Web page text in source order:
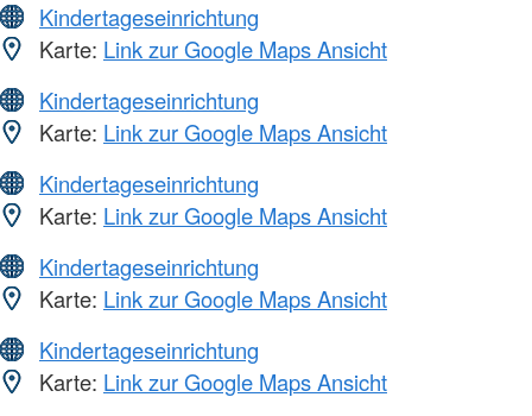
Kindertageseinrichtung
Karte: Link zur Google Maps Ansicht
Kindertageseinrichtung
Karte: Link zur Google Maps Ansicht
Kindertageseinrichtung
Karte: Link zur Google Maps Ansicht
Kindertageseinrichtung
Karte: Link zur Google Maps Ansicht
Kindertageseinrichtung
Karte: Link zur Google Maps Ansicht